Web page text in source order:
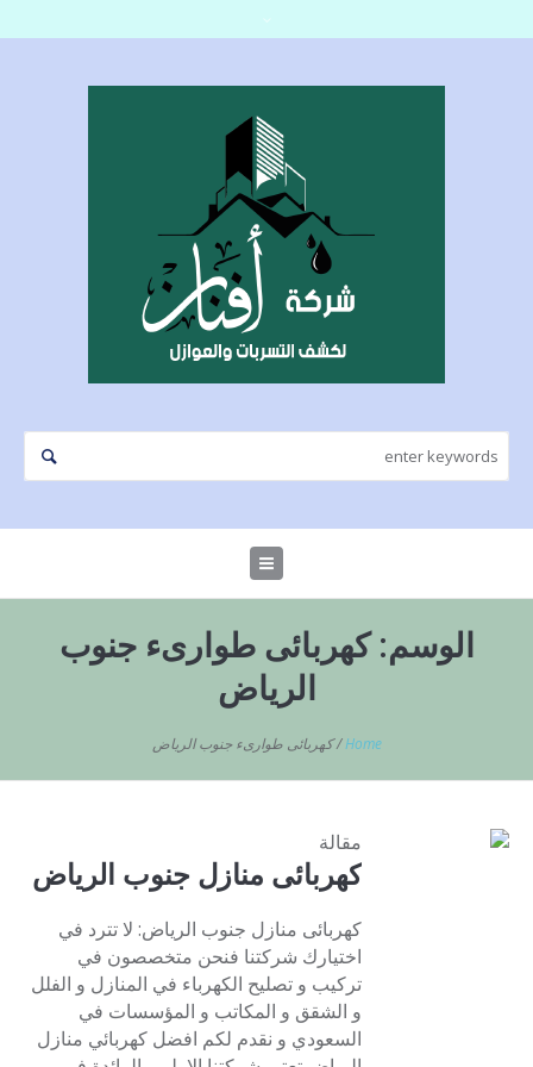
الوسم:كهربائى طوارىء جنوب
الرياض
Home
/كهربائى طوارىء جنوب الرياض
مقالة
كهربائى منازل جنوب الرياض
كهربائى منازل جنوب الرياض: لا تترد في
اختيارك شركتنا فنحن متخصصون في
تركيب و تصليح الكهرباء في المنازل و الفلل
و الشقق و المكاتب و المؤسسات في
السعودي و نقدم لكم افضل كهربائي منازل